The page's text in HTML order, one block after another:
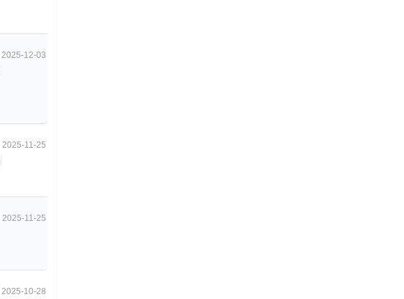
2025-12-03
2025-11-25
2025-11-25
2025-10-28